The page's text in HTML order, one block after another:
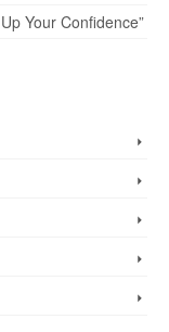
Your Confidence”